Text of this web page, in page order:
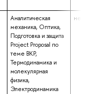
Аналитическая
механика, Оптика,
Подготовка и защита
Project Proposal по
теме ВКР,
Термодинамика и
молекулярная
физика,
Электродинамика
не